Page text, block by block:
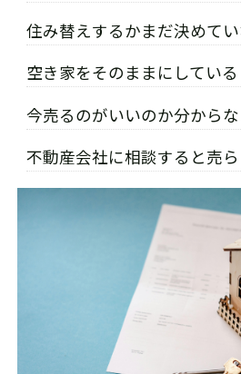
住み替えするかまだ決めて
空き家をそのままにしている
今売るのがいいのか分から
不動産会社に相談すると売